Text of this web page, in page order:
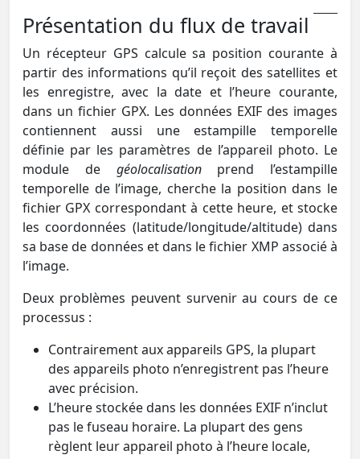
Présentation du flux de travail
Un récepteur GPS calcule sa position courante à
partir des informations qu’il reçoit des satellites et
les enregistre, avec la date et l’heure courante,
dans un fichier GPX. Les données EXIF des images
contiennent aussi une estampille temporelle
définie par les paramètres de l’appareil photo. Le
module de géolocalisationprend l’estampille
temporelle de l’image, cherche la position dans le
fichier GPX correspondant à cette heure, et stocke
les coordonnées (latitude/longitude/altitude) dans
sa base de données et dans le fichier XMP associé à
l’image.
Deux problèmes peuvent survenir au cours de ce
processus :
Contrairement aux appareils GPS, la plupart
des appareils photo n’enregistrent pas l’heure
avec précision.
L’heure stockée dans les données EXIF n’inclut
pas le fuseau horaire. La plupart des gens
règlent leur appareil photo à l’heure locale,